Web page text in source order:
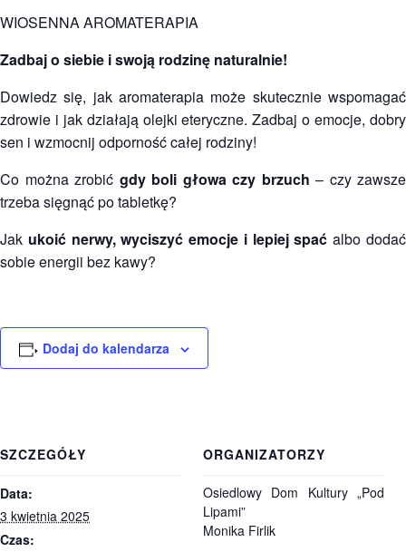
WIOSENNA AROMATERAPIA
Zadbaj o siebie i swoją rodzinę naturalnie!
Dowiedz się, jak aromaterapia może skutecznie wspomagać
zdrowie i jak działają olejki eteryczne. Zadbaj o emocje, dobry
sen i wzmocnij odporność całej rodziny!
Co można zrobić gdy boli głowa czy brzuch – czy zawsze
trzeba sięgnąć po tabletkę?
Jak ukoić nerwy, wyciszyć emocje i lepiej spać albo dodać
sobie energii bez kawy?
Dodaj do kalendarza
SZCZEGÓŁY
Data:
3 kwietnia 2025
Czas:
ORGANIZATORZY
Osiedlowy Dom Kultury „Pod
Lipami”
Monika Firlik